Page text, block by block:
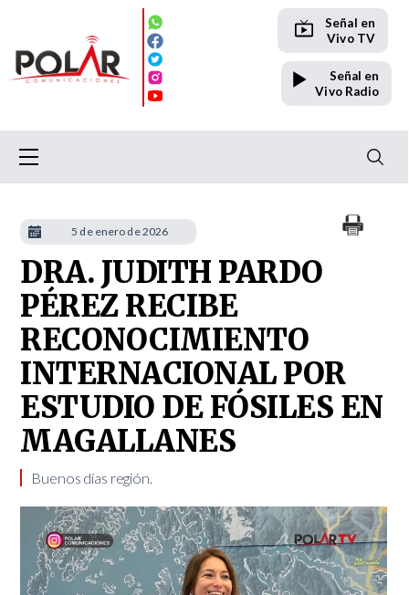
Señal en
Vivo TV
Señal en
Vivo Radio
DRA. JUDITH PARDO
PÉREZ RECIBE
RECONOCIMIENTO
INTERNACIONAL POR
ESTUDIO DE FÓSILES EN
MAGALLANES
Buenos días región.
5 de enero de 2026